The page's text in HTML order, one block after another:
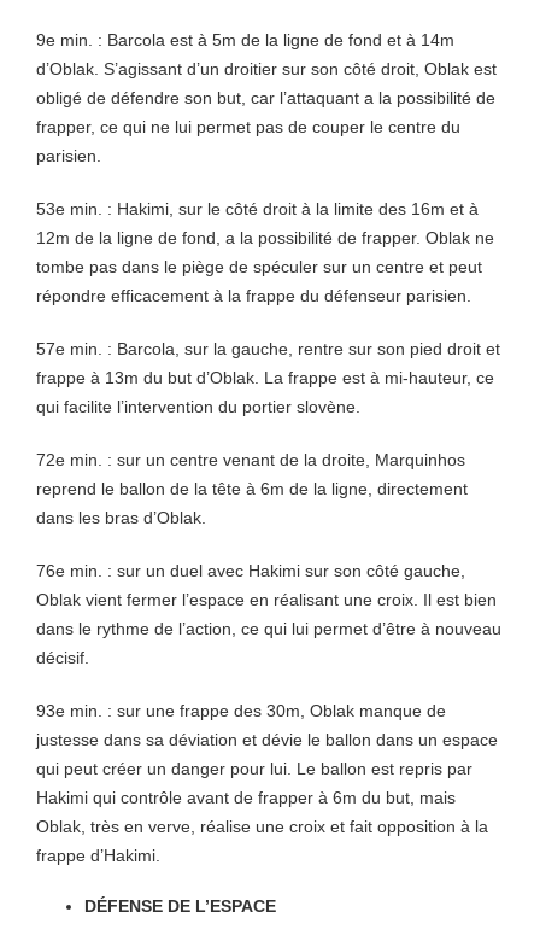
9e min. : Barcola est à 5m de la ligne de fond et à 14m
d’Oblak. S’agissant d’un droitier sur son côté droit, Oblak est
obligé de défendre son but, car l’attaquant a la possibilité de
frapper, ce qui ne lui permet pas de couper le centre du
parisien.
53e min. : Hakimi, sur le côté droit à la limite des 16m et à
12m de la ligne de fond, a la possibilité de frapper. Oblak ne
tombe pas dans le piège de spéculer sur un centre et peut
répondre efficacement à la frappe du défenseur parisien.
57e min. : Barcola, sur la gauche, rentre sur son pied droit et
frappe à 13m du but d’Oblak. La frappe est à mi-hauteur, ce
qui facilite l’intervention du portier slovène.
72e min. : sur un centre venant de la droite, Marquinhos
reprend le ballon de la tête à 6m de la ligne, directement
dans les bras d’Oblak.
76e min. : sur un duel avec Hakimi sur son côté gauche,
Oblak vient fermer l’espace en réalisant une croix. Il est bien
dans le rythme de l’action, ce qui lui permet d’être à nouveau
décisif.
93e min. : sur une frappe des 30m, Oblak manque de
justesse dans sa déviation et dévie le ballon dans un espace
qui peut créer un danger pour lui. Le ballon est repris par
Hakimi qui contrôle avant de frapper à 6m du but, mais
Oblak, très en verve, réalise une croix et fait opposition à la
frappe d’Hakimi.
DÉFENSE DE L’ESPACE